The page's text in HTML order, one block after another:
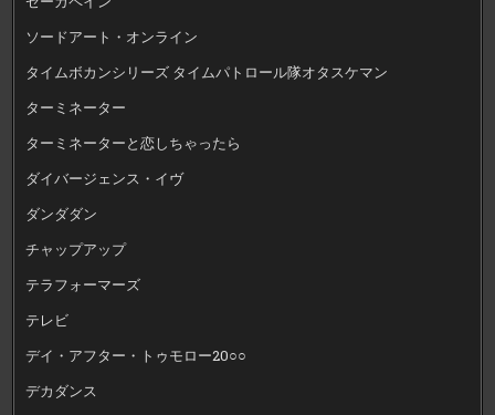
ソードアート・オンライン
タイムボカンシリーズ タイムパトロール隊オタスケマン
ターミネーター
ターミネーターと恋しちゃったら
ダイバージェンス・イヴ
ダンダダン
チャップアップ
テラフォーマーズ
テレビ
デイ・アフター・トゥモロー20○○
デカダンス